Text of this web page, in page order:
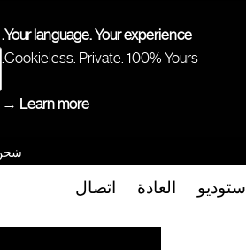
Your language. Your experience.
Cookieless. Private. 100% Yours.
Learn more →
ستوديو العادة اتصال